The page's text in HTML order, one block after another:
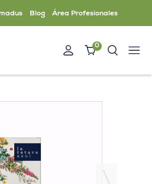
Blog Área Profesionales
0